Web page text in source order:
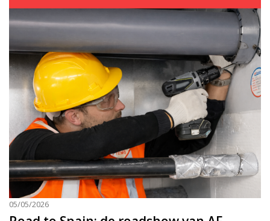
05/05/2026